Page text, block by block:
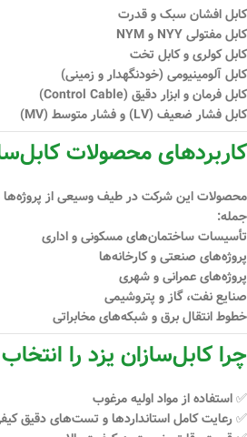
کابل افشان سبک و قدرت
کابل مفتولی NYY و NYM
کابل کولری و کابل تخت
کابل آلومینیومی (خودنگهدار و زمینی)
کابل فرمان و ابزار دقیق (Control Cable)
کابل فشار ضعیف (LV) و فشار متوسط (MV)
کاربردهای محصولات
محصولات این شرکت در طیف وسیعی از پروژه‌ها
جمله:
تأسیسات ساختمان‌های مسکونی و اداری
پروژه‌های صنعتی و کارخانه‌ها
پروژه‌های عمرانی و شهری
صنایع نفت، گاز و پتروشیمی
خطوط انتقال برق و شبکه‌های مخابراتی
چرا کابل‌سازان یزد را
✅ استفاده از مواد اولیه مرغوب
✅ رعایت کامل استانداردها و تست‌های دقیق